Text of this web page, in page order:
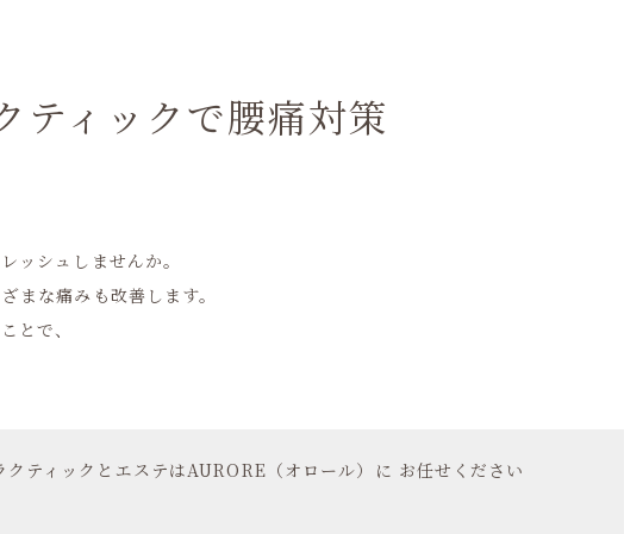
ティックで腰痛対策
ッシュしませんか。
まな痛みも改善します。
とで、
ティックとエステはAURORE（オロール）に お任せください